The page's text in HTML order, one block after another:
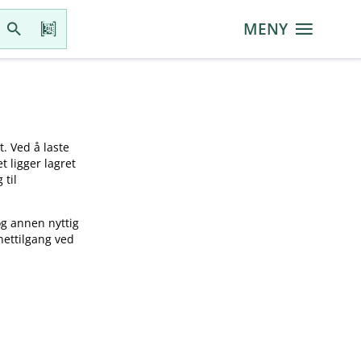
MENY
Ved å laste
ligger lagret
til
annen nyttig
ved